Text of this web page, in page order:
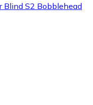
Blind S2 Bobblehead